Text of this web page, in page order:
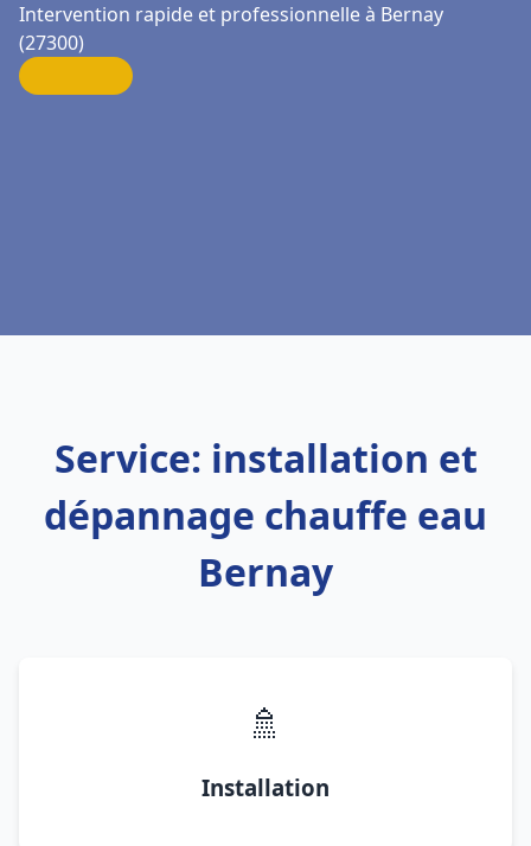
Intervention rapide et professionnelle à Bernay
(27300)
Service: installation et
dépannage chauffe eau
Bernay
🚿
Installation